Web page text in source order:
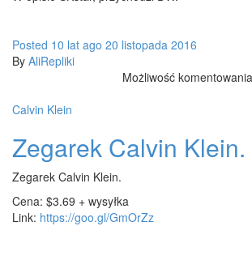
Posted 10 lat ago 20 listopada 2016
By AliRepliki
Możliwość komentowania
Calvin Klein
Zegarek Calvin Klein.
Zegarek Calvin Klein.
Cena: $3.69 + wysyłka
Link: https://goo.gl/GmOrZz